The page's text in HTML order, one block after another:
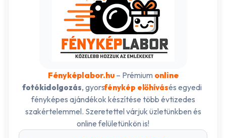
Fényképlabor.hu– Prémium online
fotókidolgozás, gyorsfénykép előhívásés egyedi
fényképes ajándékok készítése több évtizedes
szakértelemmel. Szeretettel várjuk üzletünkben és
online felületünkön is!